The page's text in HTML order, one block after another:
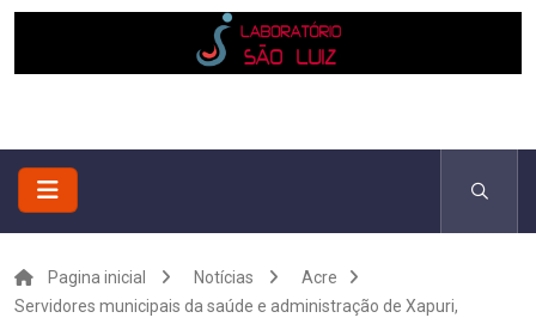
Pagina inicial Notícias
Acre
Servidores municipais da saúde e administração de Xapuri,